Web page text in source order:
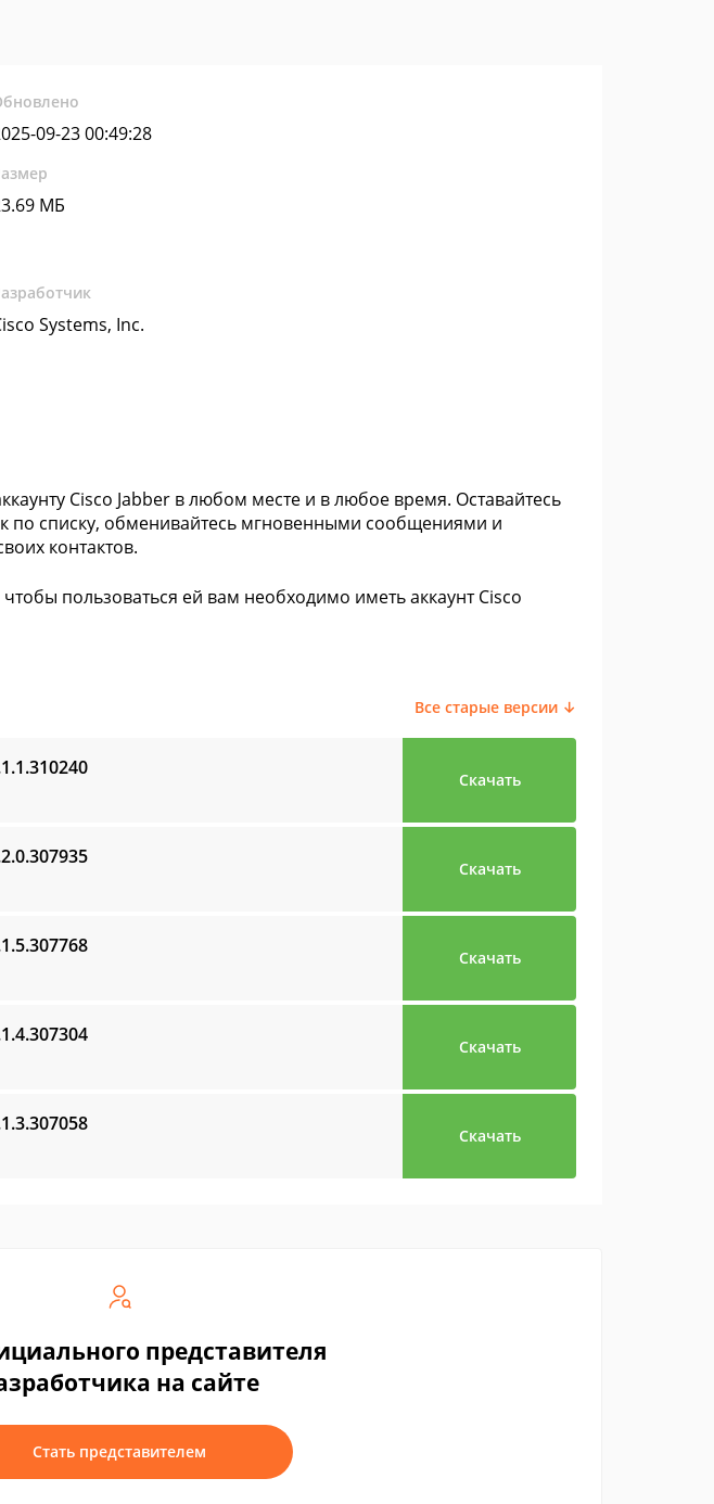
09-23 00:49:28
МБ
Systems, Inc.
Cisco Jabber в любом месте и в любое время. Оставайтесь
по списку, обменивайтесь мгновенными сообщениями и
контактов.
пользоваться ей вам необходимо иметь аккаунт Cisco
Все старые версии ↓
Скачать
Скачать
Скачать
Скачать
Скачать
представителя
на сайте
Стать представителем